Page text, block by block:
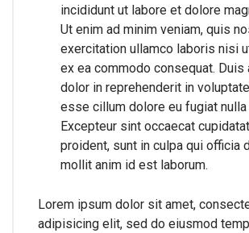
incididunt ut labore et dolore
Ut enim ad minim veniam, quis
exercitation ullamco laboris nisi
ex ea commodo consequat. Duis
dolor in reprehenderit in
esse cillum dolore eu fugiat nulla
Excepteur sint occaecat
proident, sunt in culpa qui officia
mollit anim id est laborum.
Lorem ipsum dolor sit amet,
adipisicing elit, sed do eiusmod